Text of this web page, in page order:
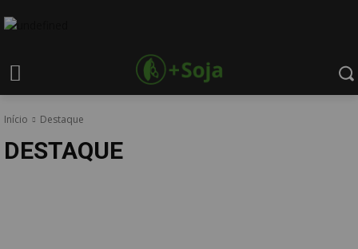
Início Destaque
DESTAQUE